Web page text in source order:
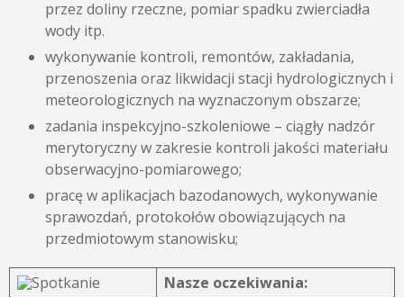
przez doliny rzeczne, pomiar spadku zwierciadła
wody itp.
wykonywanie kontroli, remontów, zakładania,
przenoszenia oraz likwidacji stacji hydrologicznych i
meteorologicznych na wyznaczonym obszarze;
zadania inspekcyjno-szkoleniowe – ciągły nadzór
merytoryczny w zakresie kontroli jakości materiału
obserwacyjno-pomiarowego;
pracę w aplikacjach bazodanowych, wykonywanie
sprawozdań, protokołów obowiązujących na
przedmiotowym stanowisku;
Nasze oczekiwania: